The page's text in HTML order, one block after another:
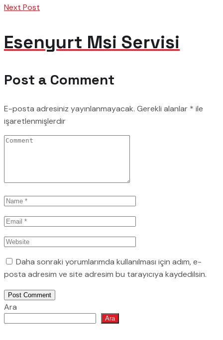
Next Post
Esenyurt Msi Servisi
Post a Comment
E-posta adresiniz yayınlanmayacak. Gerekli alanlar * ile
işaretlenmişlerdir
Daha sonraki yorumlarımda kullanılması için adım, e-
posta adresim ve site adresim bu tarayıcıya kaydedilsin.
Post Comment
Ara
Ara